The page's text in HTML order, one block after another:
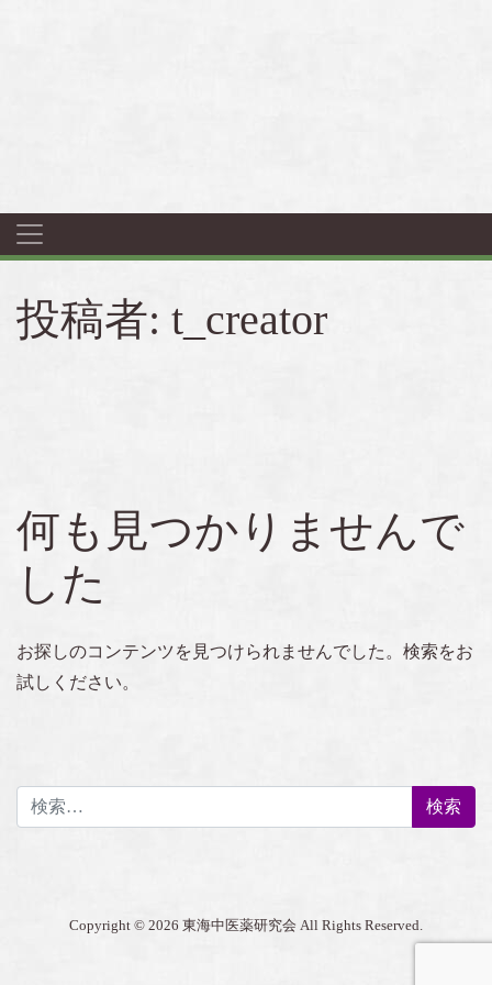
投稿者: t_creator
何も見つかりませんで
した
お探しのコンテンツを見つけられませんでした。検索をお
試しください。
検索:
Copyright © 2026 東海中医薬研究会 All Rights Reserved.